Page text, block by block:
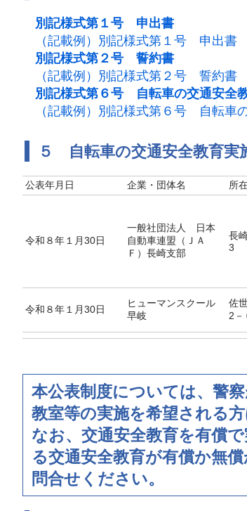
別記様式第１号 申出書
（記載例）別記様式第１号 申出書
別記様式第２号 誓約書
（記載例）別記様式第２号 誓約書
別記様式第６号 自転車の交通安全
（記載例）別記様式第６号 自転車
５ 自転車の交通安全教育実
公表年月日 企業・団体名 所
令和８年１月30日
一般社団法人 日本
自動車連盟（ＪＡ
Ｆ）長崎支部
長
3
令和８年１月30日
ヒューマンスクール
早岐
佐
2－
本公表制度については、警
教室等の実施を希望される
なお、交通安全教育を有償
る交通安全教育が有償か無
問合せください。